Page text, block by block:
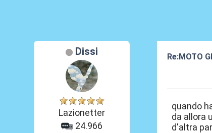
Dissi
Lazionetter
24.966
Re:MOTO
quando
da allora
d'altra